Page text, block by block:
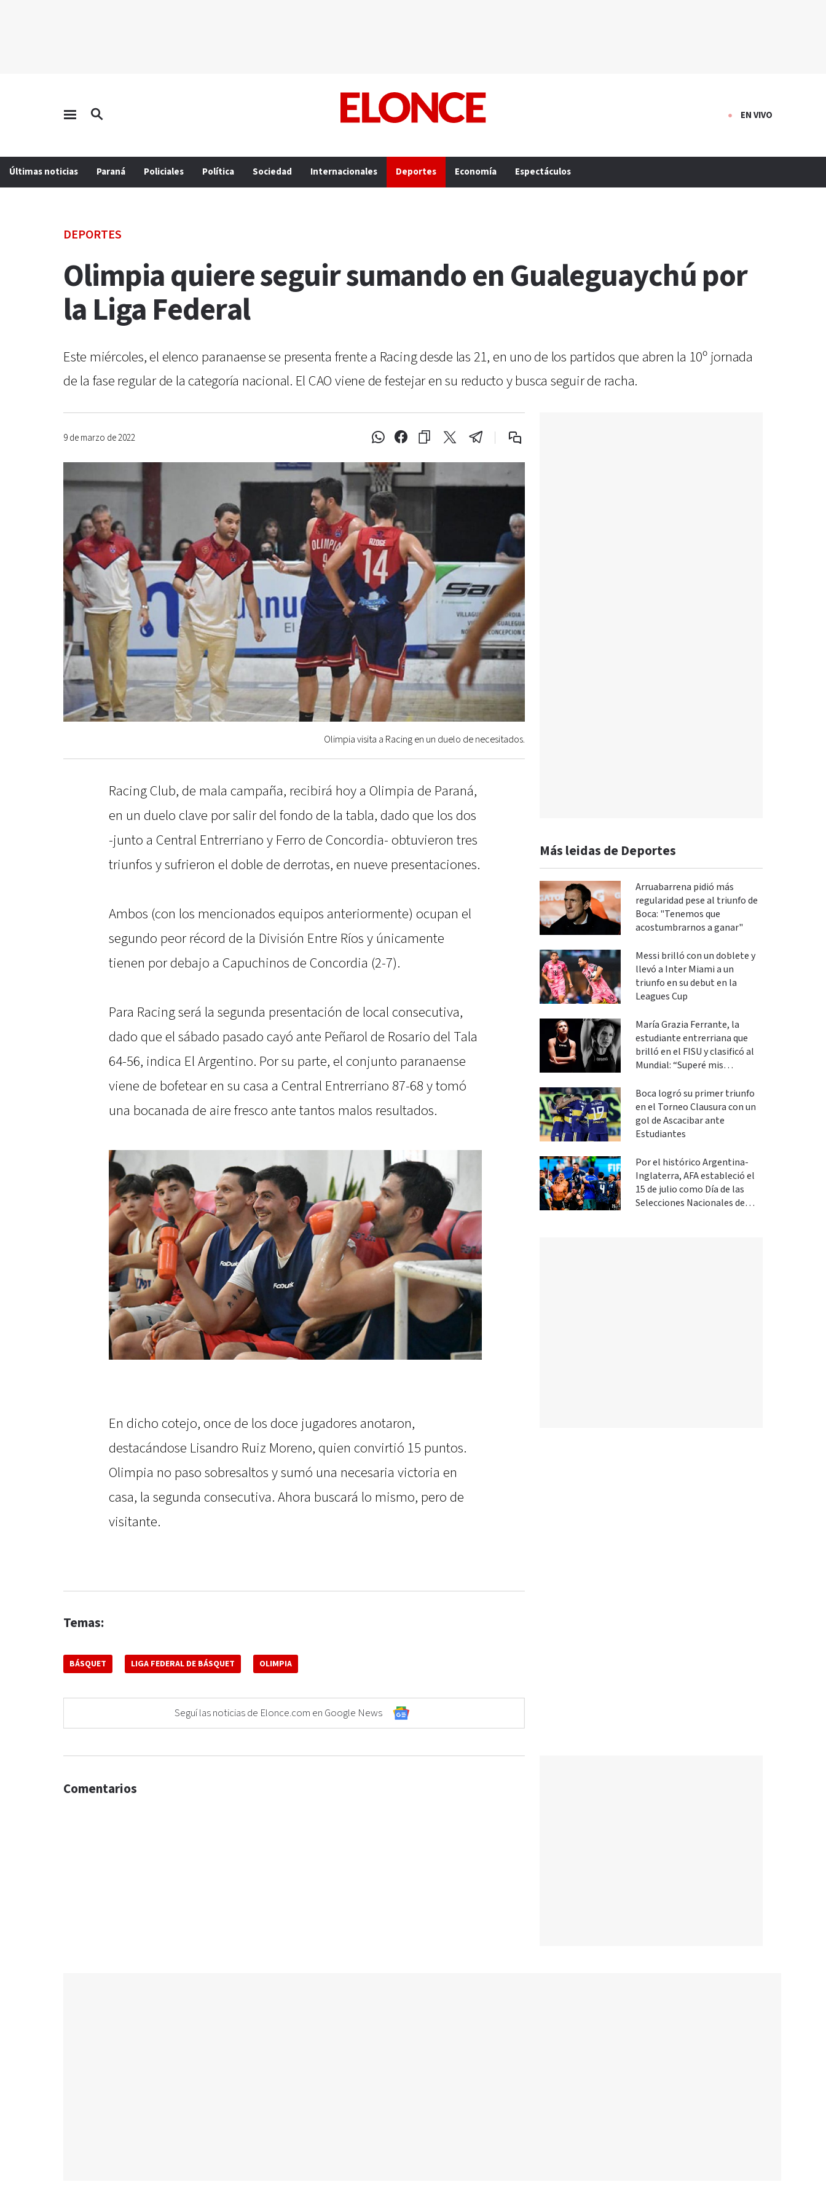
EN VIVO
Últimas noticias Paraná Policiales Política Sociedad Internacionales Deportes Economía Espectáculos
DEPORTES
Olimpia quiere seguir sumando en Gualeguaychú por
la Liga Federal
Este miércoles, el elenco paranaense se presenta frente a Racing desde las 21, en uno de los partidos que abren la 10º jornada
de la fase regular de la categoría nacional. El CAO viene de festejar en su reducto y busca seguir de racha.
9 de marzo de 2022
Olimpia visita a Racing en un duelo de necesitados.
Racing Club, de mala campaña, recibirá hoy a Olimpia de Paraná,
en un duelo clave por salir del fondo de la tabla, dado que los dos
-junto a Central Entrerriano y Ferro de Concordia- obtuvieron tres
triunfos y sufrieron el doble de derrotas, en nueve presentaciones.
Ambos (con los mencionados equipos anteriormente) ocupan el
segundo peor récord de la División Entre Ríos y únicamente
tienen por debajo a Capuchinos de Concordia (2-7).
Para Racing será la segunda presentación de local consecutiva,
dado que el sábado pasado cayó ante Peñarol de Rosario del Tala
64-56, indica El Argentino. Por su parte, el conjunto paranaense
viene de bofetear en su casa a Central Entrerriano 87-68 y tomó
una bocanada de aire fresco ante tantos malos resultados.
En dicho cotejo, once de los doce jugadores anotaron,
destacándose Lisandro Ruiz Moreno, quien convirtió 15 puntos.
Olimpia no paso sobresaltos y sumó una necesaria victoria en
casa, la segunda consecutiva. Ahora buscará lo mismo, pero de
visitante.
Temas:
BÁSQUET LIGA FEDERAL DE BÁSQUET OLIMPIA
Seguí las noticias de Elonce.com en Google News
Más leidas de Deportes
Arruabarrena pidió más
regularidad pese al triunfo de
Boca: "Tenemos que
acostumbrarnos a ganar"
Messi brilló con un doblete y
llevó a Inter Miami a un
triunfo en su debut en la
Leagues Cup
María Grazia Ferrante, la
estudiante entrerriana que
brilló en el FISU y clasificó al
Mundial: “Superé mis
Boca logró su primer triunfo
en el Torneo Clausura con un
gol de Ascacibar ante
Estudiantes
Por el histórico Argentina-
Inglaterra, AFA estableció el
15 de julio como Día de las
Selecciones Nacionales de
Comentarios